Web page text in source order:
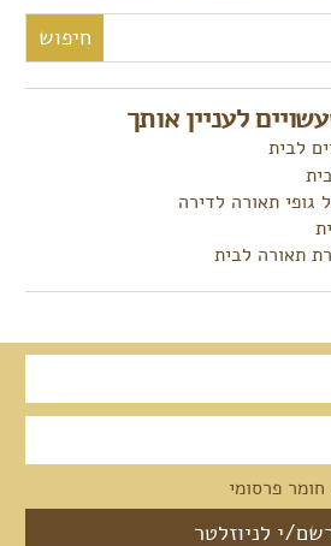
לעניין אותך
לבית
תאורה לדירה
תאורה לבית
פרסומי